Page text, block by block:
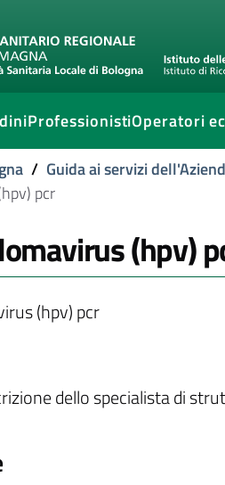
ProfessionistiOperatori
/ Guida ai servizi
pcr
(hpv)
(hpv) pcr
dello specialista di